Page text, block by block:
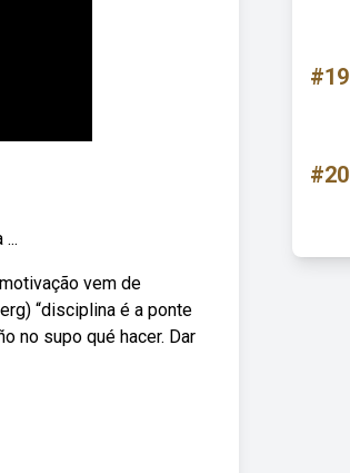
vem de
“disciplina é a ponte
no supo qué hacer. Dar
#19
#20